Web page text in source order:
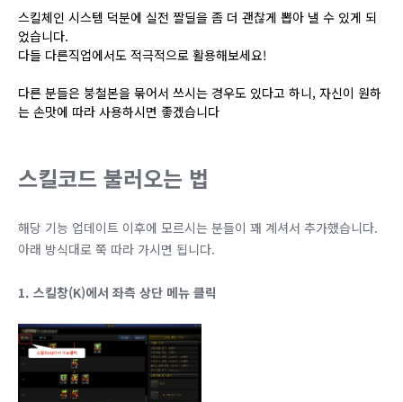
스킬체인 시스템 덕분에 실전 짤딜을 좀 더 괜찮게 뽑아 낼 수 있게 되
었습니다.
다들 다른직업에서도 적극적으로 활용해보세요!
다른 분들은 붕철본을 묶어서 쓰시는 경우도 있다고 하니, 자신이 원하
는 손맛에 따라 사용하시면 좋겠습니다
스킬코드 불러오는 법
해당 기능 업데이트 이후에 모르시는 분들이 꽤 계셔서 추가했습니다.
아래 방식대로 쭉 따라 가시면 됩니다.
1. 스킬창(K)에서 좌측 상단 메뉴 클릭